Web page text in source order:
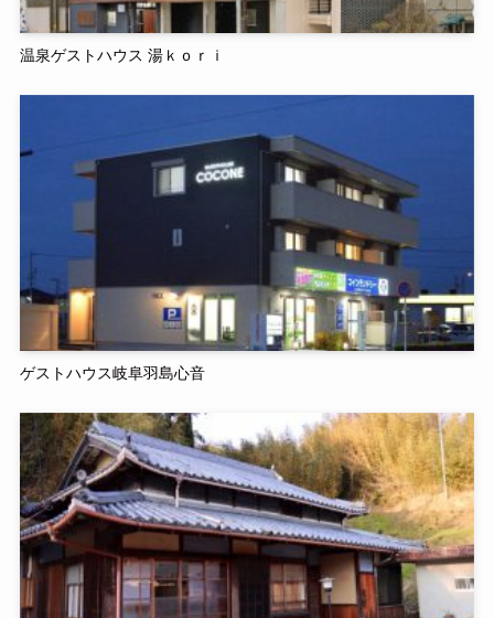
温泉ゲストハウス 湯ｋｏｒｉ
ゲストハウス岐阜羽島心音